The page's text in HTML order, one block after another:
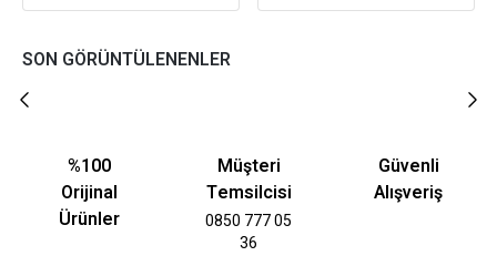
SON GÖRÜNTÜLENENLER
%100
Orijinal
Ürünler
Müşteri
Temsilcisi
0850 777 05
36
Güvenli
Alışveriş